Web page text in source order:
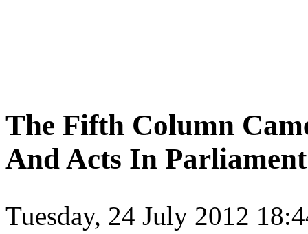
The Fifth Column
And Acts In
Tuesday, 24 July 2012